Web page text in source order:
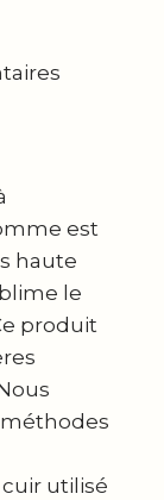
est
haute
le
produit
utilisé